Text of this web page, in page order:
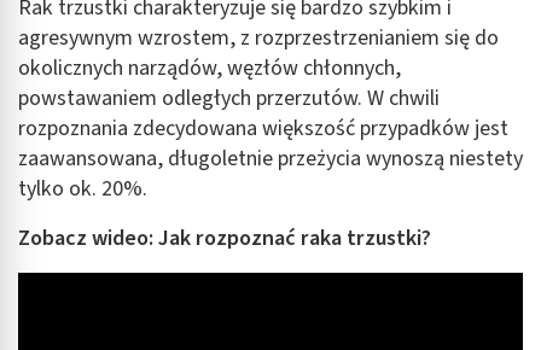
Rak trzustki charakteryzuje się bardzo szybkim i
agresywnym wzrostem, z rozprzestrzenianiem się do
okolicznych narządów, węzłów chłonnych,
powstawaniem odległych przerzutów. W chwili
rozpoznania zdecydowana większość przypadków jest
zaawansowana, długoletnie przeżycia wynoszą niestety
tylko ok. 20%.
Zobacz wideo: Jak rozpoznać raka trzustki?